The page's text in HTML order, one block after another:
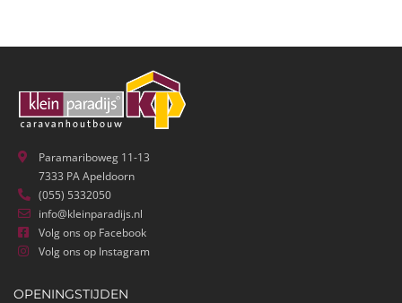
Paramariboweg 11-13
7333 PA Apeldoorn
(055) 5332050
info@kleinparadijs.nl
Volg ons op Facebook
Volg ons op Instagram
OPENINGSTIJDEN